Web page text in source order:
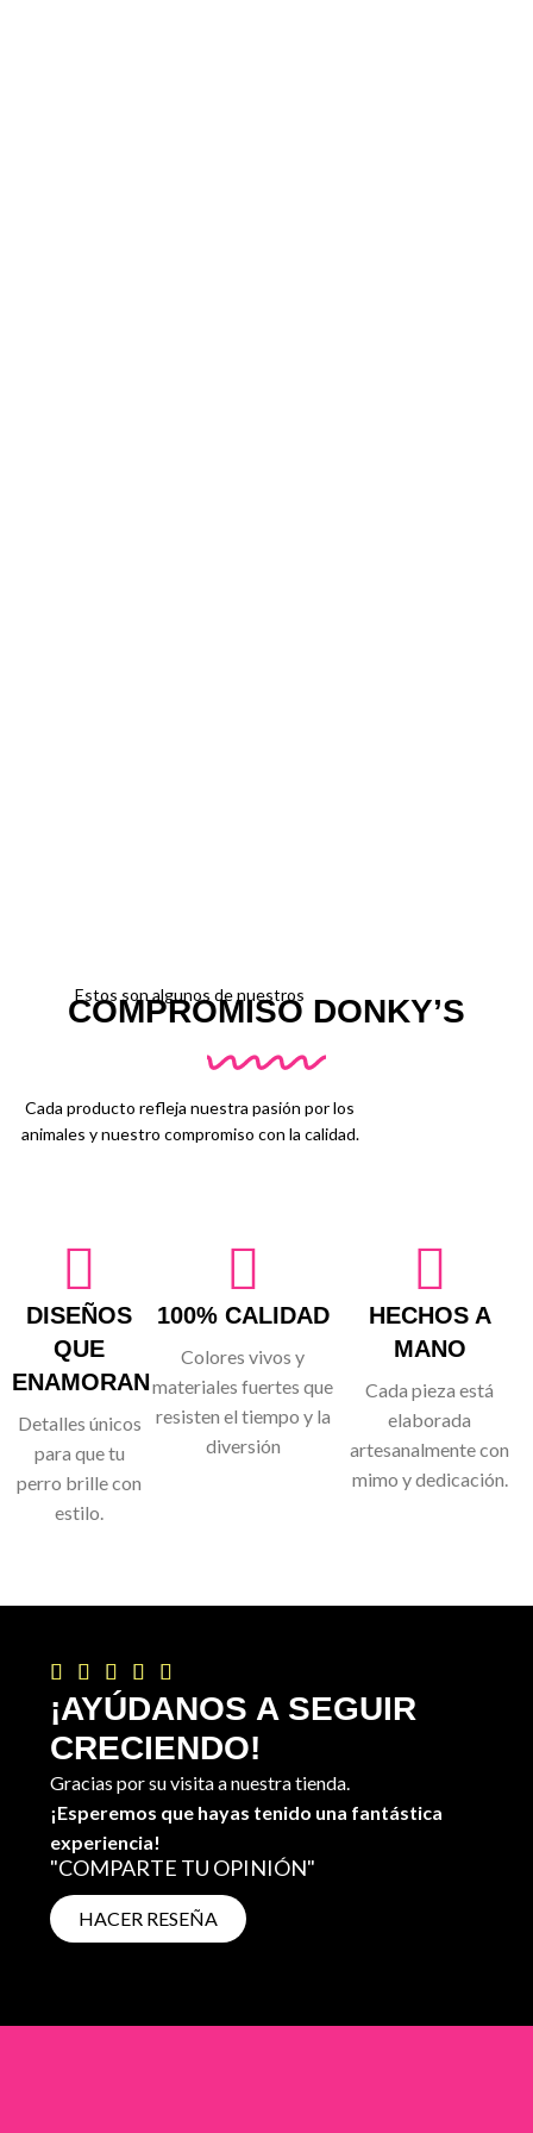
Estos son algunos de nuestros
COMPROMISO DONKY’S
Cada producto refleja nuestra pasión por los
animales y nuestro compromiso con la calidad.
DISEÑOS
QUE
ENAMORAN
Detalles únicos
para que tu
perro brille con
estilo.
100% CALIDAD
Colores vivos y
materiales fuertes que
resisten el tiempo y la
diversión
HECHOS A
MANO
Cada pieza está
elaborada
artesanalmente con
mimo y dedicación.
    
¡AYÚDANOS A SEGUIR
CRECIENDO!
Gracias por su visita a nuestra tienda.
¡Esperemos que hayas tenido una fantástica
experiencia!
"COMPARTE TU OPINIÓN"
HACER RESEÑA